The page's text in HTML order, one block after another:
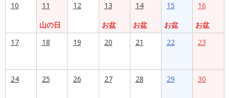
10
11
山の日
12
13
お盆
14
お盆
15
お盆
16
お盆
17
18 19 20 21 22 23
24 25 26 27 28 29 30